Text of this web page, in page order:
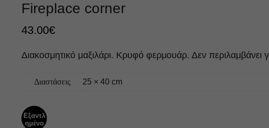
Fireplace corner
43.00€
Διακοσμητικό μαξιλάρι. Κρυφό φερμουάρ. Δεν περιλαμβάνει
Διαστάσεις 25 × 40 cm
Εξαντλ
ημένο